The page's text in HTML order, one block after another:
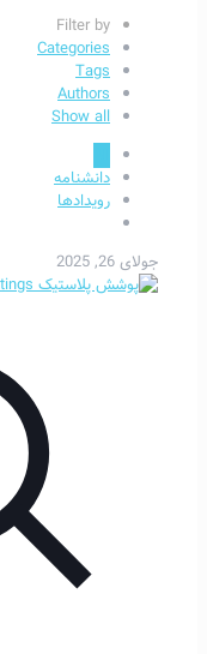
Filter by
Categories
Tags
Authors
Show all
دانشنامه
رویدادها
جولای 26, 2025